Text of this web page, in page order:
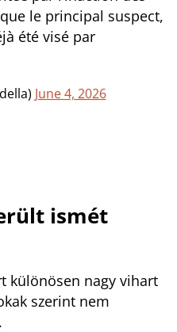
le principal suspect,
été visé par
June 4, 2026
ismét
különösen nagy vihart
szerint nem